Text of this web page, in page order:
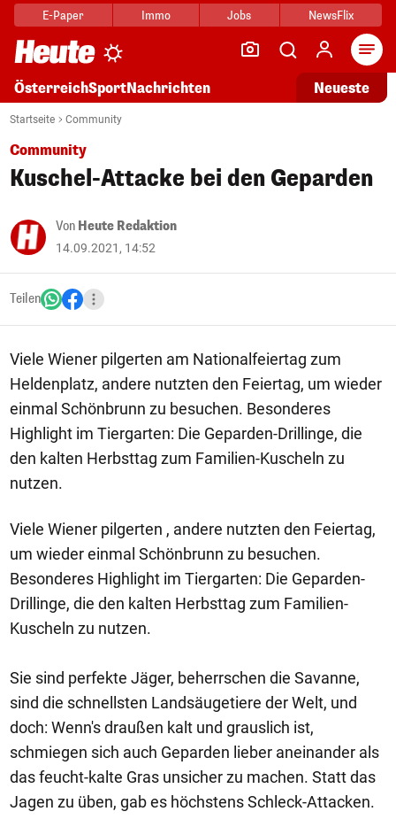
E-Paper Immo Jobs NewsFlix
ÖsterreichSportNachrichten Neueste
Startseite Community
Community
Kuschel-Attacke bei den Geparden
Von Heute Redaktion
14.09.2021, 14:52
Teilen
Viele Wiener pilgerten am Nationalfeiertag zum
Heldenplatz, andere nutzten den Feiertag, um wieder
einmal Schönbrunn zu besuchen. Besonderes
Highlight im Tiergarten: Die Geparden-Drillinge, die
den kalten Herbsttag zum Familien-Kuscheln zu
nutzen.
Viele Wiener pilgerten , andere nutzten den Feiertag,
um wieder einmal Schönbrunn zu besuchen.
Besonderes Highlight im Tiergarten: Die Geparden-
Drillinge, die den kalten Herbsttag zum Familien-
Kuscheln zu nutzen.
Sie sind perfekte Jäger, beherrschen die Savanne,
sind die schnellsten Landsäugetiere der Welt, und
doch: Wenn's draußen kalt und grauslich ist,
schmiegen sich auch Geparden lieber aneinander als
das feucht-kalte Gras unsicher zu machen. Statt das
Jagen zu üben, gab es höchstens Schleck-Attacken.